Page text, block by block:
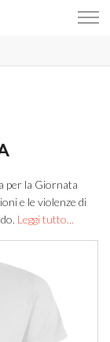
per la Giornata
e le violenze di
Leggi tutto...